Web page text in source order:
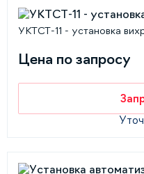
УКТСТ-11 - установка
Цена по запросу